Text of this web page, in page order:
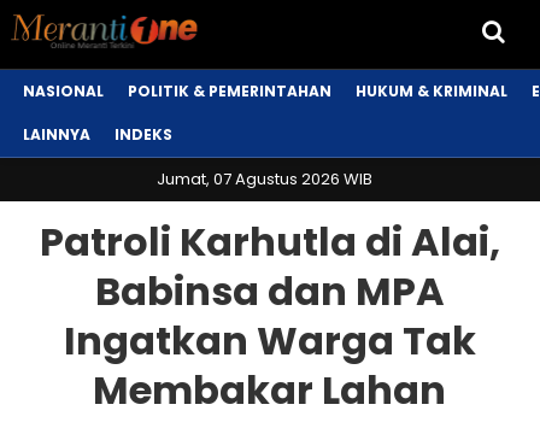
NASIONAL POLITIK & PEMERINTAHAN HUKUM & KRIMINAL
LAINNYA INDEKS
Jumat, 07 Agustus 2026 WIB
Patroli Karhutla di Alai,
Babinsa dan MPA
Ingatkan Warga Tak
Membakar Lahan